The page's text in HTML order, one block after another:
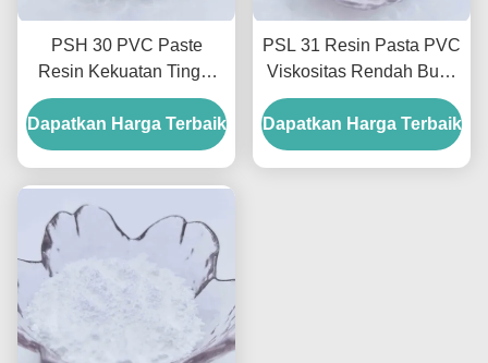
PSH 30 PVC Paste
Resin Kekuatan Tinggi
Dan Fleksibilitas Untuk
Sarung Tangan Dan Busa
Cetakan
Dapatkan Harga Terbaik
PSL 31 Resin Pasta PVC
Viskositas Rendah Busa
Resin Pvc Khusus Untuk
Lantai
Dapatkan Harga Terbaik